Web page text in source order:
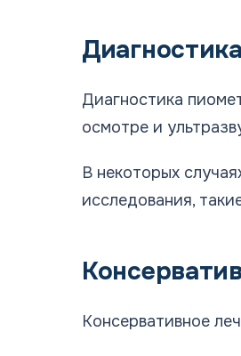
Диагностика
Диагностика
осмотре и
В некоторых
исследования,
Консервативное